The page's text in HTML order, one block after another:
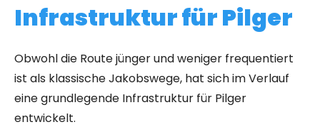
Infrastruktur für Pilger
Obwohl die Route jünger und weniger frequentiert
ist als klassische Jakobswege, hat sich im Verlauf
eine grundlegende Infrastruktur für Pilger
entwickelt.